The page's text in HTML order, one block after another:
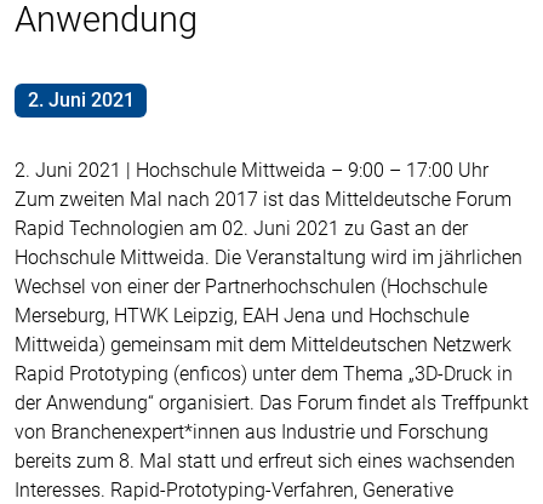
Anwendung
2. Juni 2021
2. Juni 2021 | Hochschule Mittweida – 9:00 – 17:00 Uhr
Zum zweiten Mal nach 2017 ist das Mitteldeutsche Forum
Rapid Technologien am 02. Juni 2021 zu Gast an der
Hochschule Mittweida. Die Veranstaltung wird im jährlichen
Wechsel von einer der Partnerhochschulen (Hochschule
Merseburg, HTWK Leipzig, EAH Jena und Hochschule
Mittweida) gemeinsam mit dem Mitteldeutschen Netzwerk
Rapid Prototyping (enficos) unter dem Thema „3D-Druck in
der Anwendung“ organisiert. Das Forum findet als Treffpunkt
von Branchenexpert*innen aus Industrie und Forschung
bereits zum 8. Mal statt und erfreut sich eines wachsenden
Interesses. Rapid-Prototyping-Verfahren, Generative